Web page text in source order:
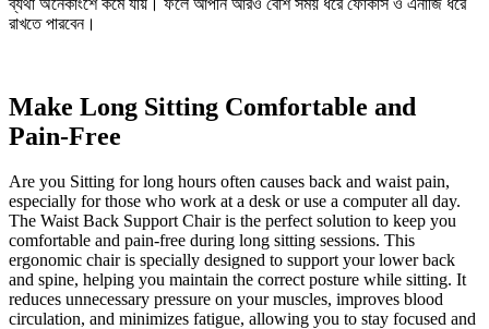
রাখতে পারবেন।
Make Long Sitting Comfortable and
Pain-Free
Are you Sitting for long hours often causes back and waist pain,
especially for those who work at a desk or use a computer all day.
The Waist Back Support Chair is the perfect solution to keep you
comfortable and pain-free during long sitting sessions. This
ergonomic chair is specially designed to support your lower back
and spine, helping you maintain the correct posture while sitting. It
reduces unnecessary pressure on your muscles, improves blood
circulation, and minimizes fatigue, allowing you to stay focused and